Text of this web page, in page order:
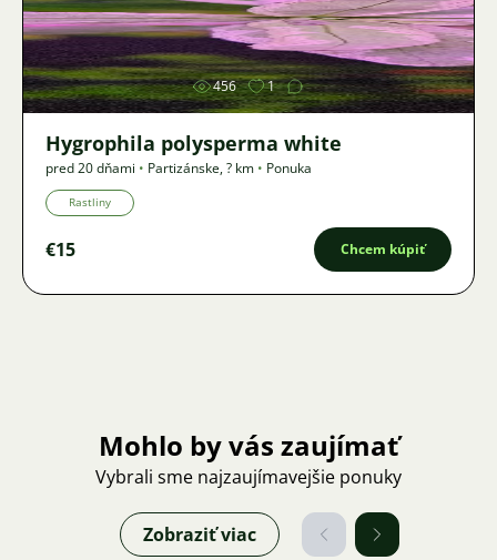
Obrázok
456 1
Hygrophila polysperma white
pred 20 dňami • Partizánske,? km • Ponuka
Rastliny
€15 Chcem kúpiť
Mohlo by vás zaujímať
Vybrali sme najzaujímavejšie ponuky
Zobraziť viac